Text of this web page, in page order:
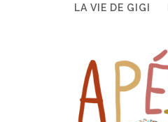
LA VIE DE GIGI